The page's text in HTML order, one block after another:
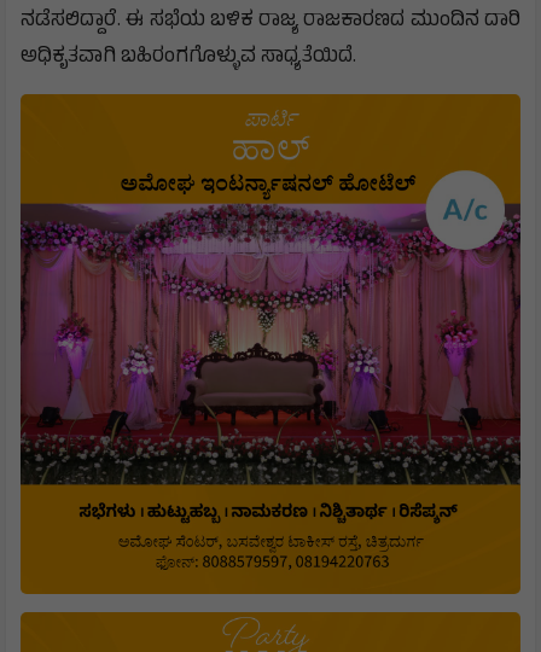
ನಡೆಸಲಿದ್ದಾರೆ. ಈ ಸಭೆಯ ಬಳಿಕ ರಾಜ್ಯ ರಾಜಕಾರಣದ ಮುಂದಿನ ದಾರಿ
ಅಧಿಕೃತವಾಗಿ ಬಹಿರಂಗಗೊಳ್ಳುವ ಸಾಧ್ಯತೆಯಿದೆ.